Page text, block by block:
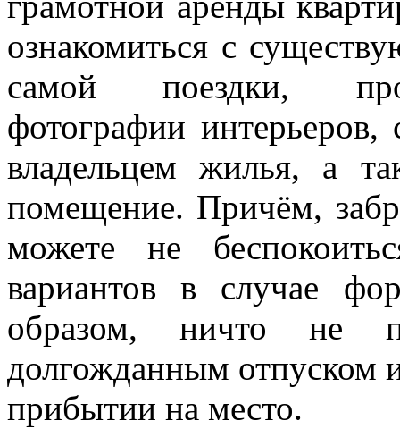
ознакомиться с
самой поездки,
фотографии
владельцем жилья, а
помещение. Причём,
можете не
вариантов в случае
образом, ничто не
долгожданным отпуском
прибытии на место.